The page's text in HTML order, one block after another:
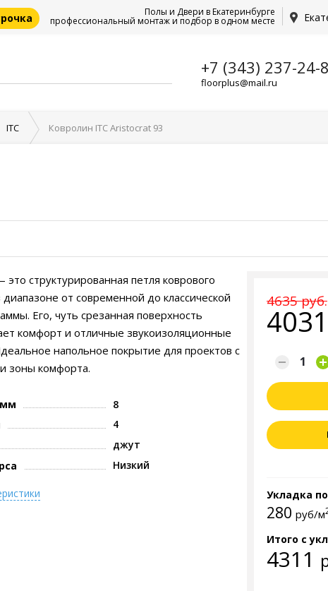
Полы и Двери в Екатеринбурге
профессиональный монтаж и подбор в одном месте
+7 (343) 237-24-
floorplus@mail.ru
ITC Ковролин ITC Aristocrat 93
4635 руб.
4031
Укладка
280 руб/м
Итого с
4311
структурированная петля коврового
от современной до классической
Его, чуть срезанная поверхность
комфорт и отличные звукоизоляционные
напольное покрытие для проектов с
зоны комфорта.
8
4
джут
Низкий